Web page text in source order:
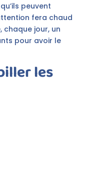
peuvent
fera chaud
jour, un
pour avoir le
les